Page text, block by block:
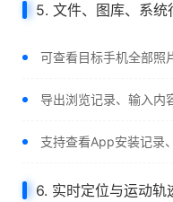
5. 文件、图库、系统
可查看目标手机全部照
导出浏览记录、输入内
支持查看App安装记录
6. 实时定位与运动轨